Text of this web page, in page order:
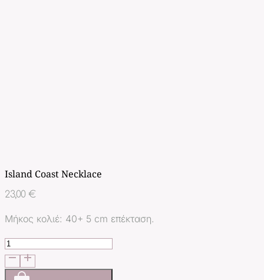
Island Coast Necklace
23,00 €
Μήκος κολιέ: 40+ 5 cm επέκταση.
Island
Coast
Necklace